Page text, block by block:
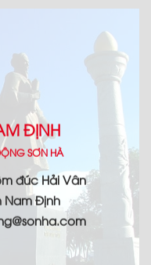
ĐỊNH
SƠN HÀ
đúc Hải Vân
Nam Định